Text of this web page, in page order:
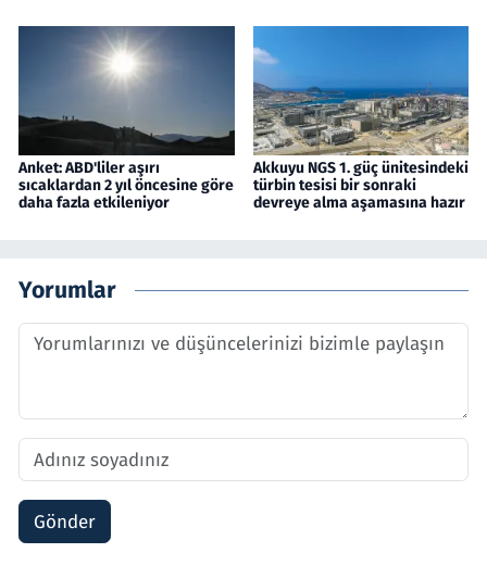
Anket: ABD'liler aşırı
sıcaklardan 2 yıl öncesine göre
daha fazla etkileniyor
Akkuyu NGS 1. güç ünitesindeki
türbin tesisi bir sonraki
devreye alma aşamasına hazır
Yorumlar
Gönder